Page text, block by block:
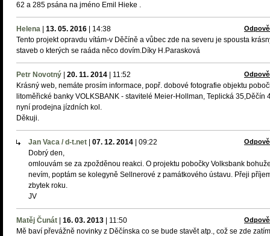
62 a 285 psána na jméno Emil Hieke .
Helena 13. 05. 2016 14:38
Tento projekt opravdu vítám-v Děčíně a vůbec zde na severu je spousta
staveb o kterých se raáda něco dovím.Díky H.Parasková
Petr Novotný 20. 11. 2014 11:52
Krásný web, nemáte prosím informace, popř. dobové fotografie objektu
litoměřické banky VOLKSBANK - stavitelé Meier-Hollman, Teplická 35,Děčín
nyní prodejna jízdních kol.
Děkuji.
Jan Vaca / d-t.net 07. 12. 2014 09:22
Dobrý den,
omlouvám se za zpožděnou reakci. O projektu pobočky Volksbank
nevím, poptám se kolegyně Sellnerové z památkového ústavu. Přeji
zbytek roku.
JV
Matěj Čunát 16. 03. 2013 11:50
Mě baví převážně novinky z Děčínska co se bude stavět atp., což se zde zatím